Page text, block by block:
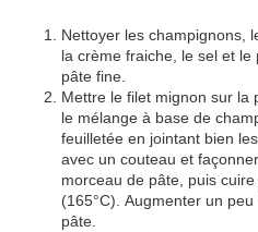
Nettoyer les champignons,
la crème fraiche, le sel et
pâte fine.
Mettre le filet mignon sur la
le mélange à base de
feuilletée en jointant bien
avec un couteau et
morceau de pâte, puis
(165°C). Augmenter un
pâte.